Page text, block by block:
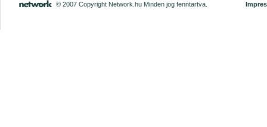
© 2007 Copyright Network.hu Minden jog fenntartva.